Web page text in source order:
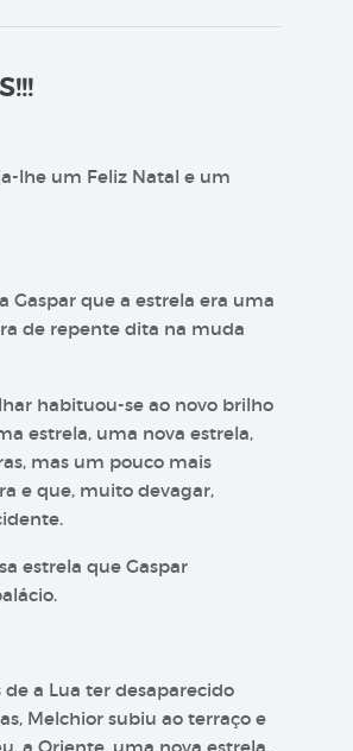
lhe um Feliz Natal e um
Gaspar que a estrela era uma
de repente dita na muda
habituou-se ao novo brilho
estrela, uma nova estrela,
mas um pouco mais
e que, muito devagar,
estrela que Gaspar
de a Lua ter desaparecido
Melchior subiu ao terraço e